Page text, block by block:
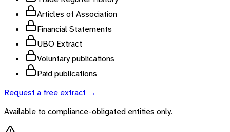
Articles of Association
Financial Statements
UBO Extract
Voluntary publications
Paid publications
Request a free extract →
Available to compliance-obligated entities only.